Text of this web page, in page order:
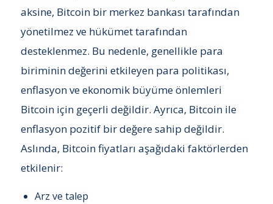
aksine, Bitcoin bir merkez bankası tarafından
yönetilmez ve hükümet tarafından
desteklenmez. Bu nedenle, genellikle para
biriminin değerini etkileyen para politikası,
enflasyon ve ekonomik büyüme önlemleri
Bitcoin için geçerli değildir. Ayrıca, Bitcoin ile
enflasyon pozitif bir değere sahip değildir.
Aslında, Bitcoin fiyatları aşağıdaki faktörlerden
etkilenir:
Arz ve talep